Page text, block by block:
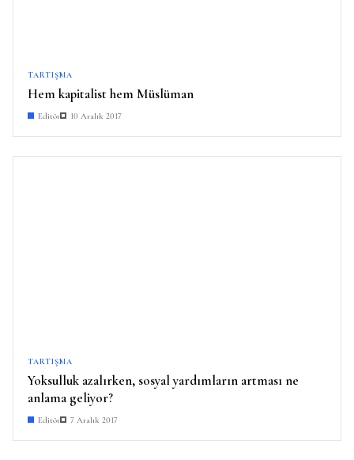
TARTIŞMA
Hem kapitalist hem Müslüman
Editör 10 Aralık 2017
TARTIŞMA
Yoksulluk azalırken, sosyal yardımların artması ne
anlama geliyor?
Editör 7 Aralık 2017